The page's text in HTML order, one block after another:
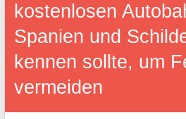
kostenlosen
Spanien und
kennen sollte, um
vermeiden